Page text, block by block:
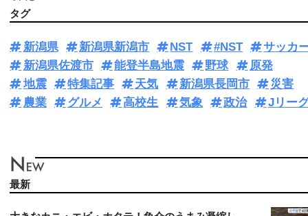
タグ
新潟県 新潟県新潟市 NST #NST
サッカ
新潟県佐渡市
能登半島地震 野球
原発
地震
特集記事 天気 新潟県長岡市
災害
農業
グルメ 高校生 気象 政治 Jリー
最新